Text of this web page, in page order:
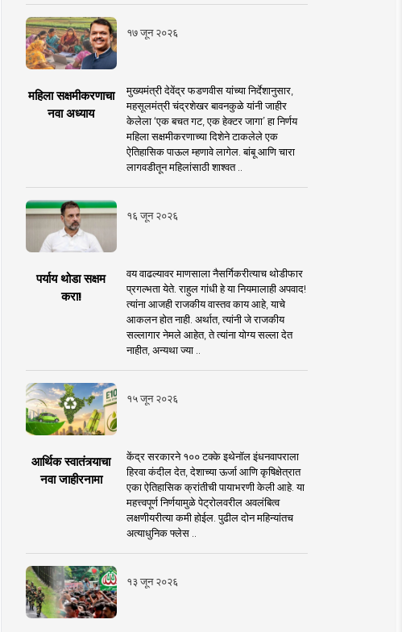
१७ जून २०२६
महिला सक्षमीकरणाचा
नवा अध्याय
मुख्यमंत्री देवेंद्र फडणवीस यांच्या निर्देशानुसार,
महसूलमंत्री चंद्रशेखर बावनकुळे यांनी जाहीर
केलेला ‘एक बचत गट, एक हेक्टर जागा’ हा निर्णय
महिला सक्षमीकरणाच्या दिशेने टाकलेले एक
ऐतिहासिक पाऊल म्हणावे लागेल. बांबू आणि चारा
लागवडीतून महिलांसाठी शाश्वत ..
१६ जून २०२६
पर्याय थोडा सक्षम
करा!
वय वाढल्यावर माणसाला नैसर्गिकरीत्याच थोडीफार
प्रगल्भता येते. राहुल गांधी हे या नियमालाही अपवाद!
त्यांना आजही राजकीय वास्तव काय आहे, याचे
आकलन होत नाही. अर्थात, त्यांनी जे राजकीय
सल्लागार नेमले आहेत, ते त्यांना योग्य सल्ला देत
नाहीत, अन्यथा ज्या ..
१५ जून २०२६
आर्थिक स्वातंत्र्याचा
नवा जाहीरनामा
केंद्र सरकारने १०० टक्के इथेनॉल इंधनवापराला
हिरवा कंदील देत, देशाच्या ऊर्जा आणि कृषिक्षेत्रात
एका ऐतिहासिक क्रांतीची पायाभरणी केली आहे. या
महत्त्वपूर्ण निर्णयामुळे पेट्रोलवरील अवलंबित्व
लक्षणीयरीत्या कमी होईल. पुढील दोन महिन्यांतच
अत्याधुनिक फ्लेस ..
१३ जून २०२६